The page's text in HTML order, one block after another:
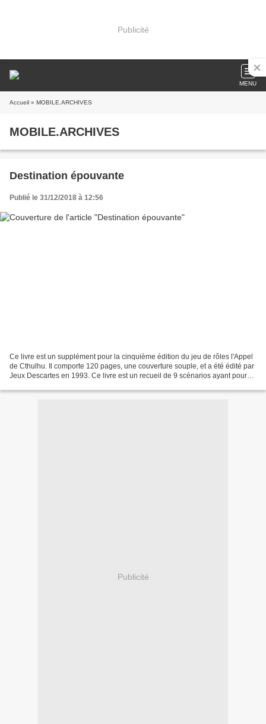
Publicité
MENU
Accueil » MOBILE.ARCHIVES
MOBILE.ARCHIVES
Destination épouvante
Publié le 31/12/2018 à 12:56
Ce livre est un supplément pour la cinquième édition du jeu de rôles l'Appel
de Cthulhu. Il comporte 120 pages, une couverture souple, et a été édité par
Jeux Descartes en 1993. Ce livre est un recueil de 9 scénarios ayant pour
Publicité